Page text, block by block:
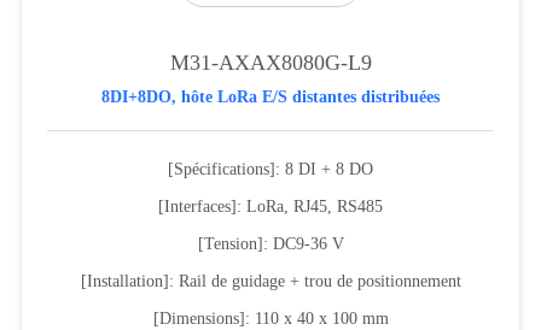
M31-AXAX8080G-L9
8DI+8DO, hôte LoRa E/S distantes distribuées
[Spécifications]: 8 DI + 8 DO
[Interfaces]: LoRa, RJ45, RS485
[Tension]: DC9-36 V
[Installation]: Rail de guidage + trou de positionnement
[Dimensions]: 110 x 40 x 100 mm